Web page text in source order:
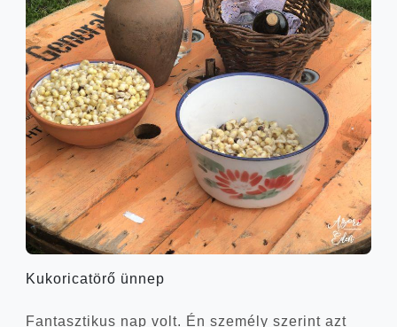
Kuko­ri­ca­tö­rő ünnep
Fan­tasz­ti­kus nap volt. Én sze­mély sze­rint azt